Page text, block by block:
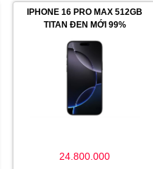
IPHONE 16 PRO MAX 512GB
TITAN ĐEN MỚI 99%
24.800.000